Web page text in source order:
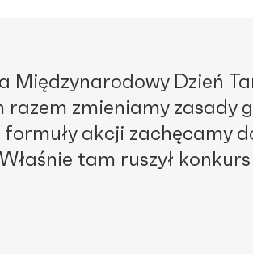
Międzynarodowy Dzień
razem zmieniamy zasady
akcji zachęcamy
tam ruszył